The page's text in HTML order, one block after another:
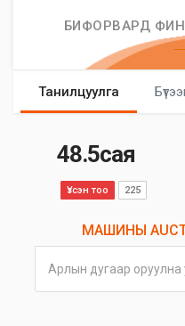
БИФОРВАРД
Танилцуулга
48.5сая
Үзсэн тоо 225
МАШИНЫ
Арлын дугаар оруулна